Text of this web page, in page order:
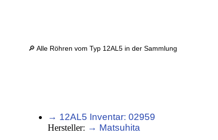
🔎 Alle Röhren vom Typ 12AL5 in der Sammlung
→ 12AL5 Inventar: 02959
Hersteller: → Matsuhita